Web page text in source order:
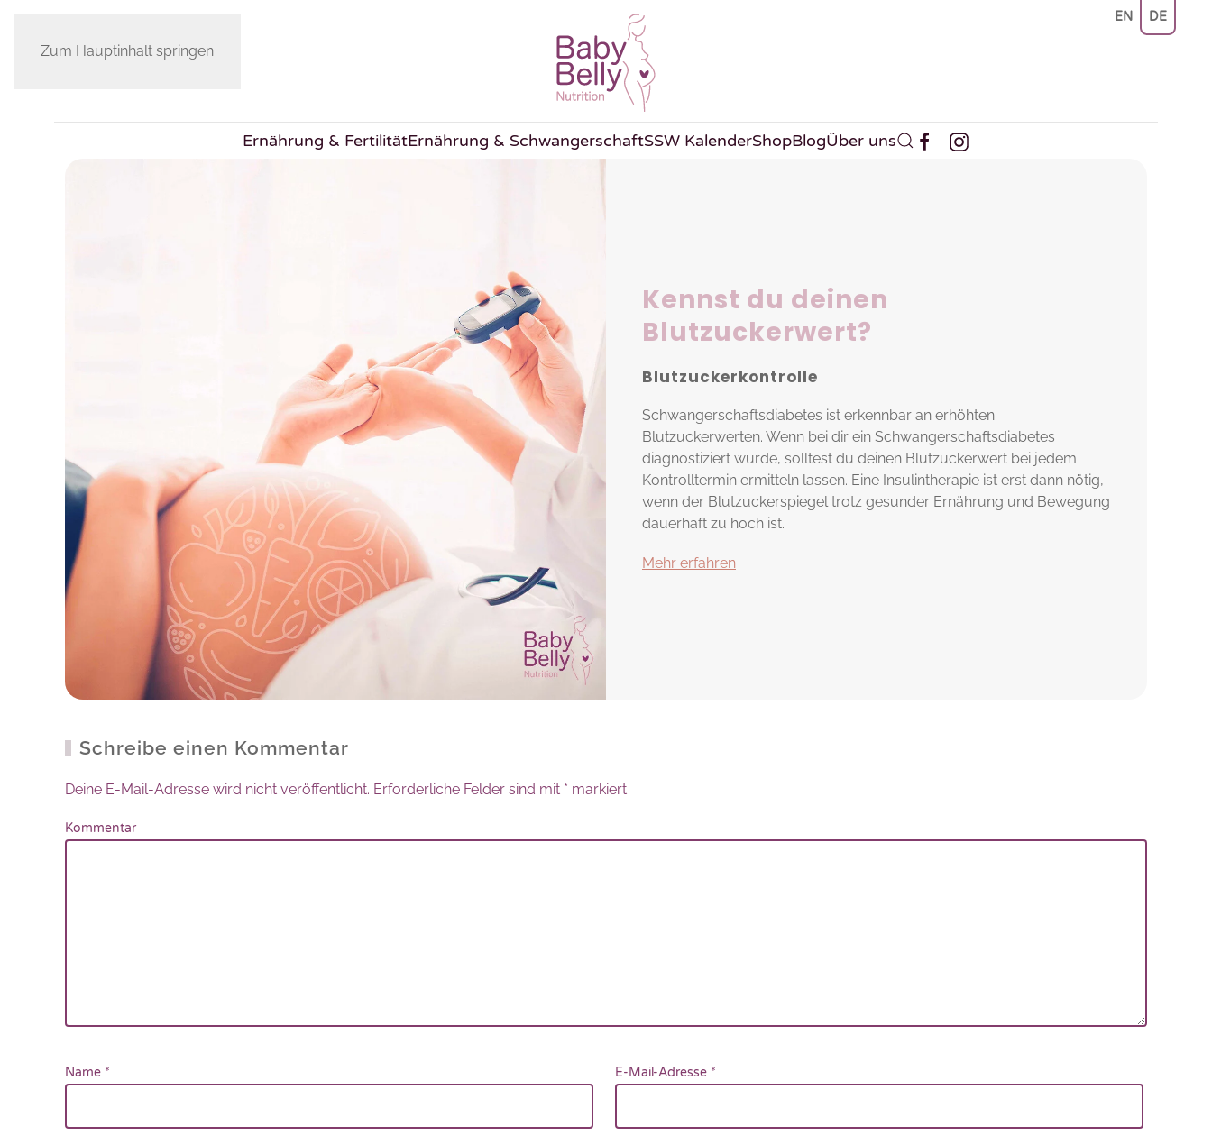
Zum Hauptinhalt springen
EN DE
Ernährung & FertilitätErnährung & SchwangerschaftSSW KalenderShopBlogÜber uns
Kennst du deinen
Blutzuckerwert?
Blutzuckerkontrolle
Schwangerschaftsdiabetes ist erkennbar an erhöhten
Blutzuckerwerten. Wenn bei dir ein Schwangerschaftsdiabetes
diagnostiziert wurde, solltest du deinen Blutzuckerwert bei jedem
Kontrolltermin ermitteln lassen. Eine Insulintherapie ist erst dann nötig,
wenn der Blutzuckerspiegel trotz gesunder Ernährung und Bewegung
dauerhaft zu hoch ist.
Mehr erfahren
Schreibe einen Kommentar
Deine E-Mail-Adresse wird nicht veröffentlicht. Erforderliche Felder sind mit * markiert
Kommentar
Name * E-Mail-Adresse *